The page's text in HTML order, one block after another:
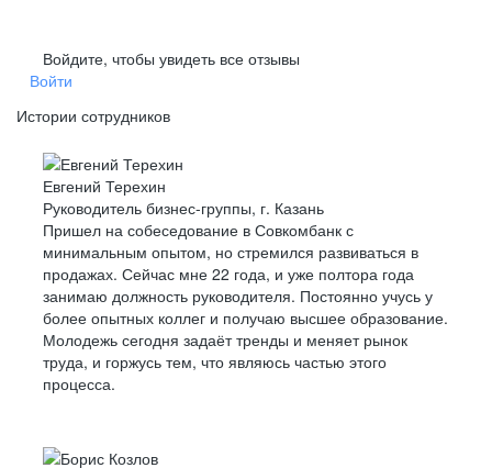
Войдите, чтобы увидеть все отзывы
Войти
Истории сотрудников
Евгений Терехин
Руководитель бизнес-группы, г. Казань
Пришел на собеседование в Совкомбанк с
минимальным опытом, но стремился развиваться в
продажах. Сейчас мне 22 года, и уже полтора года
занимаю должность руководителя. Постоянно учусь у
более опытных коллег и получаю высшее образование.
Молодежь сегодня задаёт тренды и меняет рынок
труда, и горжусь тем, что являюсь частью этого
процесса.